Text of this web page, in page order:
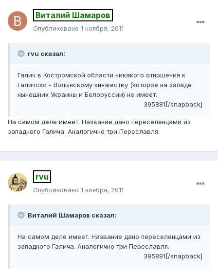
Виталий Шамаров
Опубликовано 1 ноября, 2011
rvu сказал:
Галич в Костромской области никакого отношения к
Галичско - Волынскому княжеству (которое на западе
нынешних Украины и Белоруссии) не имеет.
395881[/snapback]
На самом деле имеет. Название дано переселенцами из
западного Галича. Аналогично три Переславля.
rvu
Опубликовано 1 ноября, 2011
Виталий Шамаров сказал:
На самом деле имеет. Название дано переселенцами из
западного Галича. Аналогично три Переславля.
395891[/snapback]